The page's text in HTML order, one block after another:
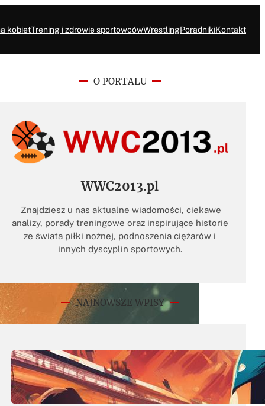
kobietTrening i zdrowie sportowcówWrestlingPoradnikiKontakt
O PORTALU
WWC2013.pl
Znajdziesz u nas aktualne wiadomości, ciekawe
analizy, porady treningowe oraz inspirujące historie
ze świata piłki nożnej, podnoszenia ciężarów i
innych dyscyplin sportowych.
NAJNOWSZE WPISY
11 lipca, 2025
Derby co to? Encyklopedia derbów
piłkarskich – słownik pojęć!